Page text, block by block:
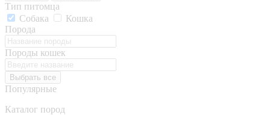
Тип питомца
Собака
Кошка
Порода
Породы кошек
Выбрать все
Популярные
Каталог пород